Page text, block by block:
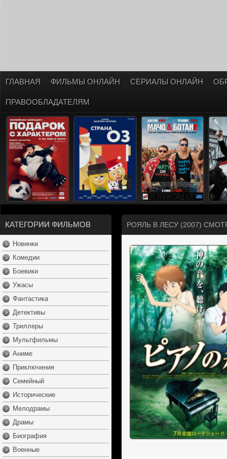
ГЛАВНАЯ ФИЛЬМЫ ОНЛАЙН СЕРИАЛЫ ОНЛАЙН
ПРАВООБЛАДАТЕЛЯМ
КАТЕГОРИИ ФИЛЬМОВ
Новинки
Комедии
Боевики
Ужасы
Фантастика
Детективы
Триллеры
Мультфильмы
Аниме
Приключения
Семейный
Исторические
Мелодрамы
Драмы
Биография
Военные
РОЯЛЬ В ЛЕСУ (2007)